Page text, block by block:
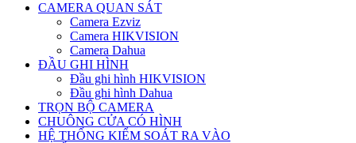
CAMERA QUAN SÁT
Camera Ezviz
Camera HIKVISION
Camera Dahua
ĐẦU GHI HÌNH
Đầu ghi hình HIKVISION
Đầu ghi hình Dahua
TRỌN BỘ CAMERA
CHUÔNG CỬA CÓ HÌNH
HỆ THỐNG KIỂM SOÁT RA VÀO